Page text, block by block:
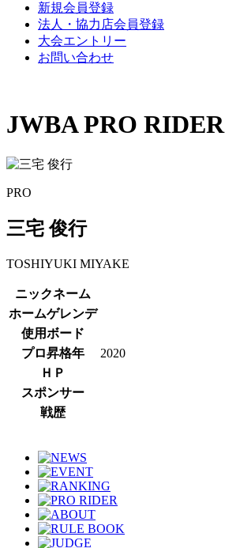
新規会員登録
法人・協力店会員登録
大会エントリー
お問い合わせ
JWBA PRO RIDER
PRO
三宅 俊行
TOSHIYUKI MIYAKE
ニックネーム
ホームゲレンデ
使用ボード
プロ昇格年
2020
ＨＰ
スポンサー
戦歴